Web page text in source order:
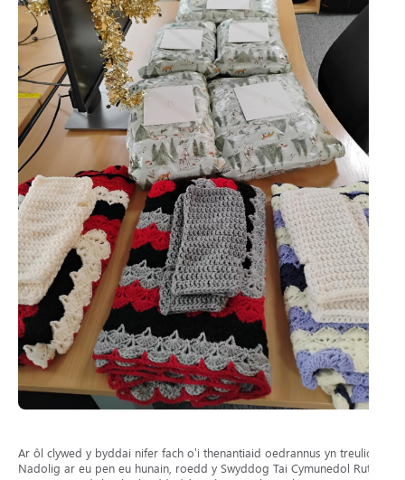
Ar ôl clywed y byddai nifer fach o’i thenantiaid oedrannus yn treulio’r
Nadolig ar eu pen eu hunain, roedd y Swyddog Tai Cymunedol Ruth